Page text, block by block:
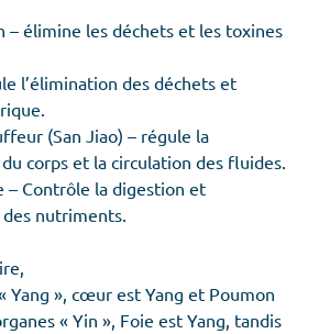
– élimine les déchets et les toxines
l’élimination des déchets et
(San Jiao) – régule la
corps et la circulation des fluides.
– Contrôle la digestion et
nutriments.
Yang », cœur est Yang et Poumon
« Yin », Foie est Yang, tandis